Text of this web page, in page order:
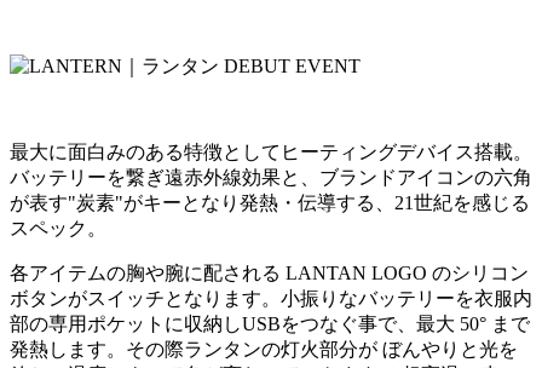
最大に面白みのある特徴としてヒーティングデバイス搭載。
バッテリーを繋ぎ遠赤外線効果と、ブランドアイコンの六角
が表す"炭素"がキーとなり発熱・伝導する、21世紀を感じる
スペック。
各アイテムの胸や腕に配される LANTAN LOGO のシリコン
ボタンがスイッチとなります。小振りなバッテリーを衣服内
部の専用ポケットに収納しUSBをつなぐ事で、最大 50° まで
発熱します。その際ランタンの灯火部分が ぼんやりと光を